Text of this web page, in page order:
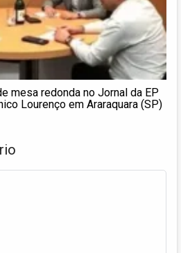
mesa redonda no Jornal da EP
Lourenço em Araraquara (SP)